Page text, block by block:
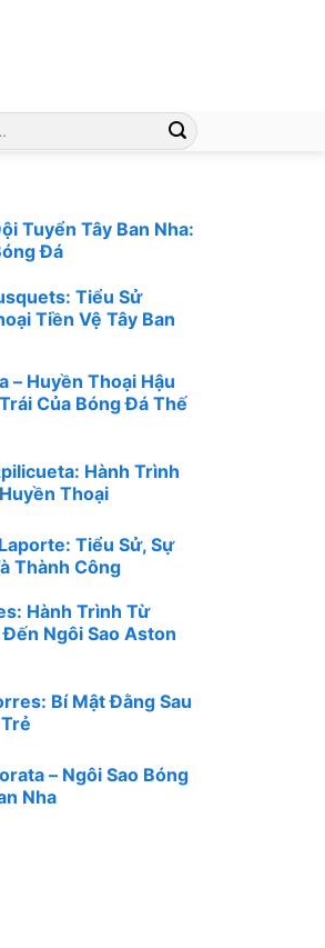
Tuyển Tây Ban Nha:
Đá
Tiểu Sử
Tiền Vệ Tây Ban
– Huyền Thoại Hậu
Của Bóng Đá Thế
Hành Trình
Thoại
Tiểu Sử, Sự
Thành Công
Hành Trình Từ
Ngôi Sao Aston
Bí Mật Đằng Sau
– Ngôi Sao Bóng
Nha